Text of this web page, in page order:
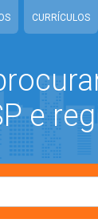
CURRÍCULOS
e